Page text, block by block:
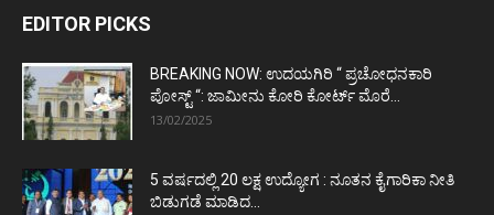
EDITOR PICKS
BREAKING NOW: ಉದಯಗಿರಿ “ ಪ್ರಚೋಧನಕಾರಿ
ಪೋಸ್ಟ್‌ “: ಜಾಮೀನು ಕೋರಿ ಕೋರ್ಟ್‌ ಮೊರೆ...
13/02/2025
5 ವರ್ಷದಲ್ಲಿ 20 ಲಕ್ಷ ಉದ್ಯೋಗ : ನೂತನ ಕೈಗಾರಿಕಾ ನೀತಿ
ಬಿಡುಗಡೆ ಮಾಡಿದ...